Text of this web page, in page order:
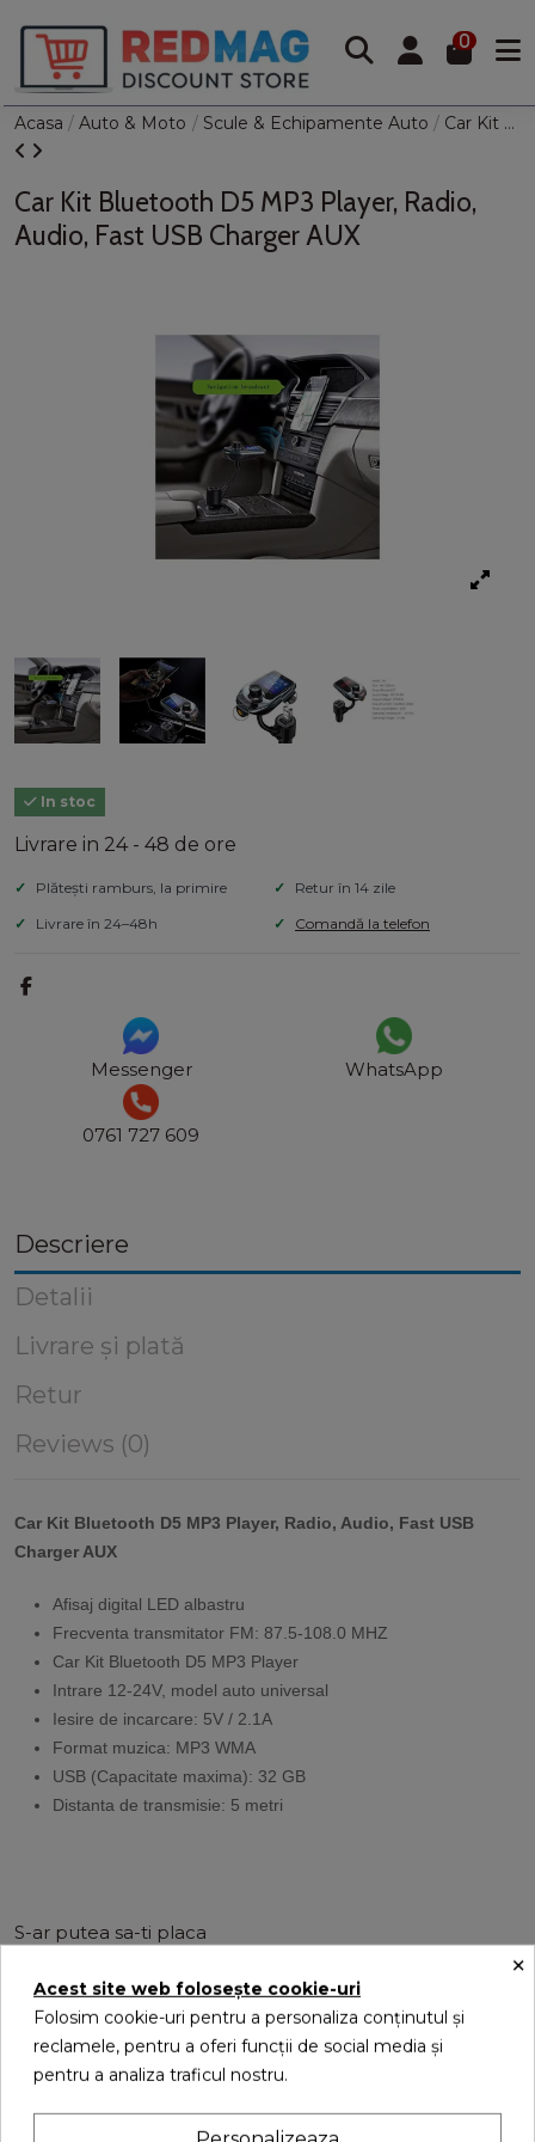
0
Acasa Auto & Moto Scule & Echipamente Auto Car Kit Bluetooth D5 MP3 Player, Radio, Audio, Fast USB Charger AUX
Car Kit Bluetooth D5 MP3 Player, Radio,
Audio, Fast USB Charger AUX
In stoc
Livrare in 24 - 48 de ore
Plătești ramburs, la primire
Retur în 14 zile
Livrare în 24–48h
Comandă la telefon
Messenger WhatsApp
0761 727 609
Descriere
Detalii
Livrare și plată
Retur
Reviews (0)
Car Kit Bluetooth D5 MP3 Player, Radio, Audio, Fast USB
Charger AUX
Afisaj digital LED albastru
Frecventa transmitator FM: 87.5-108.0 MHZ
Car Kit Bluetooth D5 MP3 Player
Intrare 12-24V, model auto universal
Iesire de incarcare: 5V / 2.1A
Format muzica: MP3 WMA
USB (Capacitate maxima): 32 GB
Distanta de transmisie: 5 metri
S-ar putea sa-ti placa
La reducere!
×
Acest site web folosește cookie-uri
Folosim cookie-uri pentru a personaliza conținutul și
reclamele, pentru a oferi funcții de social media și
pentru a analiza traficul nostru.